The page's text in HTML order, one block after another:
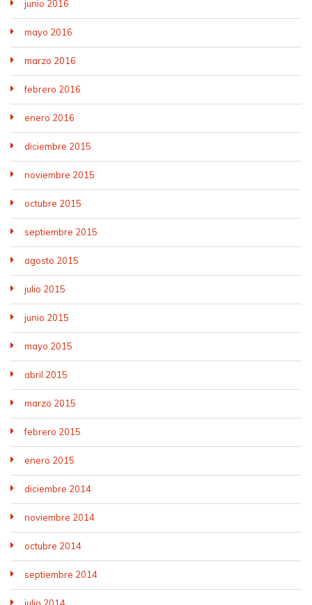
junio 2016
mayo 2016
marzo 2016
febrero 2016
enero 2016
diciembre 2015
noviembre 2015
octubre 2015
septiembre 2015
agosto 2015
julio 2015
junio 2015
mayo 2015
abril 2015
marzo 2015
febrero 2015
enero 2015
diciembre 2014
noviembre 2014
octubre 2014
septiembre 2014